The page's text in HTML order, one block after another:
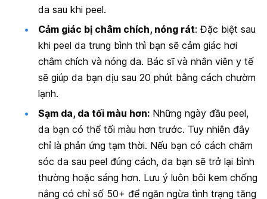
da sau khi peel.
Cảm giác bị châm chích, nóng rát: Đặc biệt sau
khi peel da trung bình thì bạn sẽ cảm giác hơi
châm chích và nóng da. Bác sĩ và nhân viên y tế
sẽ giúp da bạn dịu sau 20 phút bằng cách chườm
lạnh.
Sạm da, da tối màu hơn: Những ngày đầu peel,
da bạn có thể tối màu hơn trước. Tuy nhiên đây
chỉ là phản ứng tạm thời. Nếu bạn có cách chăm
sóc da sau peel đúng cách, da bạn sẽ trở lại bình
thường hoặc sáng hơn. Lưu ý luôn bôi kem chống
nắng có chỉ số 50+ để ngăn ngừa tình trạng tăng